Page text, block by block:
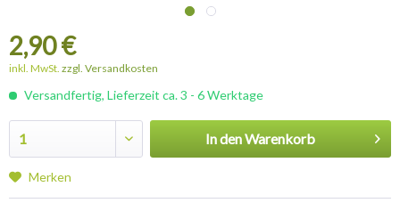
2,90 €
inkl. MwSt. zzgl. Versandkosten
Versandfertig, Lieferzeit ca. 3 - 6 Werktage
In denWarenkorb
Merken